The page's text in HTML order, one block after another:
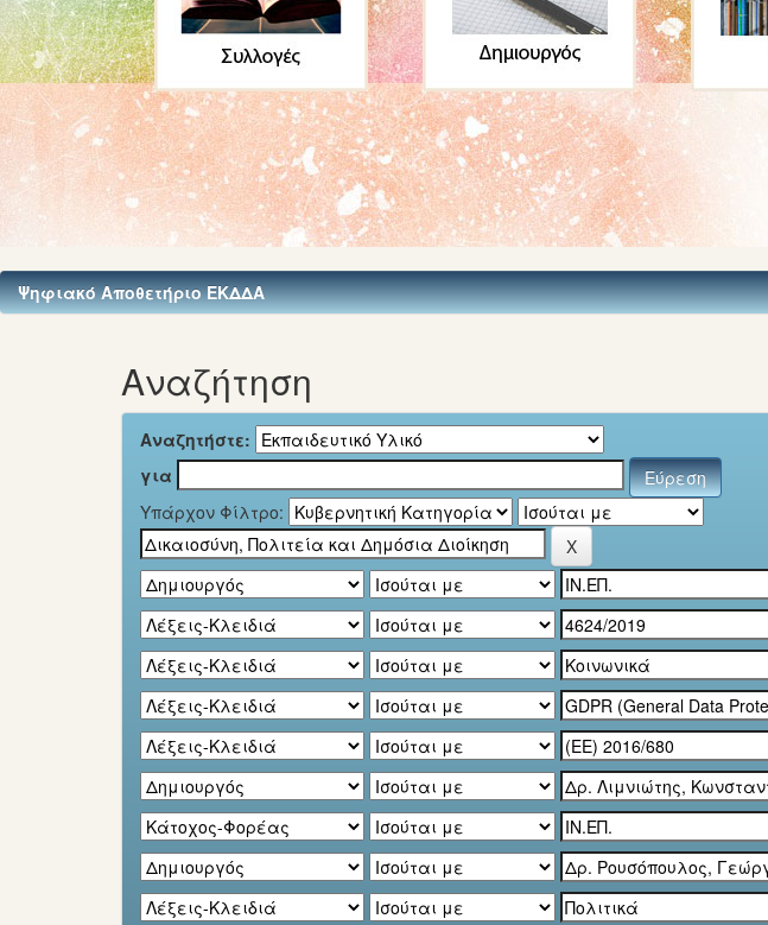
Ψηφιακό Αποθετήριο ΕΚΔΔΑ
Αναζήτηση
Αναζητήστε:
για
Υπάρχον Φίλτρο: